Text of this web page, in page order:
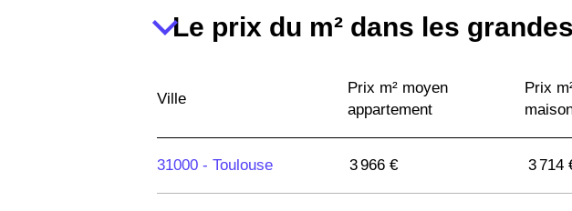
Le prix du m² dans les
Ville
Prix m² moyen
appartement
Prix
31000 - Toulouse 3 966 € 3 714